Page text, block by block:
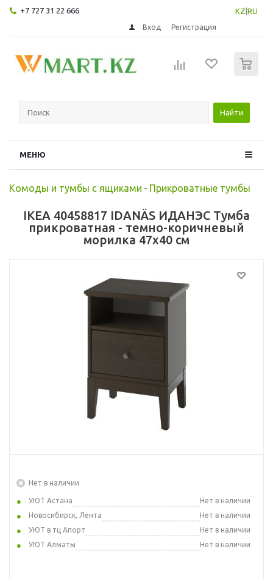
+7 727 31 22 666 KZ RU
Вход Регистрация
Найти
МЕНЮ
Комоды и тумбы с ящиками - Прикроватные тумбы
IKEA 40458817 IDANÄS ИДАНЭС Тумба
прикроватная - темно-коричневый
морилка 47x40 см
Нет в наличии
УЮТ Астана
Нет в наличии
Новосибирск, Лента
Нет в наличии
УЮТ в тц Апорт
Нет в наличии
УЮТ Алматы
Нет в наличии